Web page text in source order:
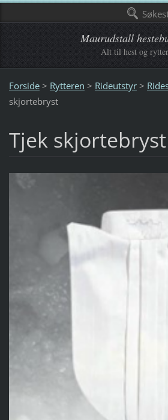
Maurudstall
Alt til hest og rytter
Forside > Rytteren > Rideutstyr >
skjortebryst
Tjek skjortebryst